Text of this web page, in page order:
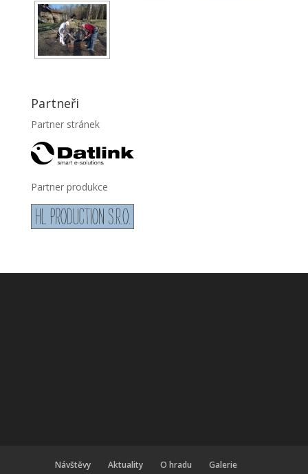
Partneři
Partner stránek
Partner produkce
Návštěvy Aktuality O hradu Galerie